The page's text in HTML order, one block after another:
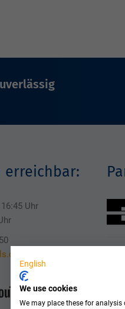
erreichbar:
Uhr
English
We use cookies
We may place these for